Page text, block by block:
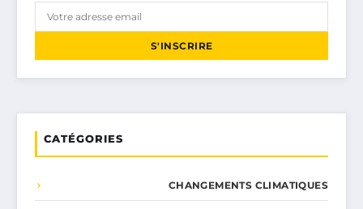
S'INSCRIRE
CATÉGORIES
CHANGEMENTS CLIMATIQUES